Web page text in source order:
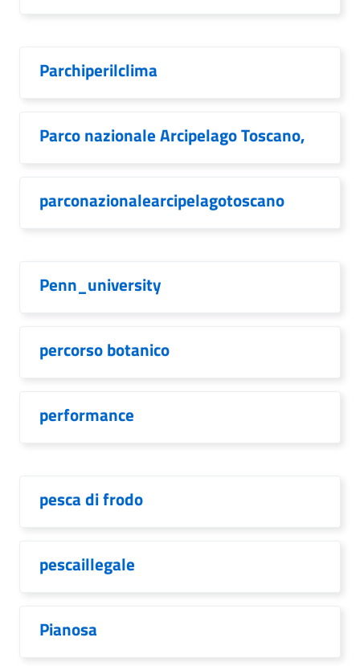
Parchiperilclima
Parco nazionale Arcipelago Toscano,
parconazionalearcipelagotoscano
Penn_university
percorso botanico
performance
pesca di frodo
pescaillegale
Pianosa